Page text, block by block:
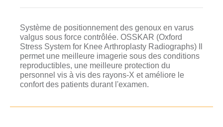
Système de positionnement des genoux en varus
valgus sous force contrôlée. OSSKAR (Oxford
Stress System for Knee Arthroplasty Radiographs) Il
permet une meilleure imagerie sous des conditions
reproductibles, une meilleure protection du
personnel vis à vis des rayons-X et améliore le
confort des patients durant l'examen.